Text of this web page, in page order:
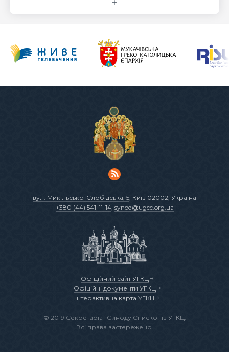
вул. Микільсько-Слобідська, 5 , Київ 02002, Україна
+380 (44) 541-11-14, synod@ugcc.org.ua
Офіційний сайт УГКЦ
Офіційні документи УГКЦ
Інтерактивна карта УГКЦ
© 2019 Секретаріат Синоду Єпископів УГКЦ.
Всі права застережено.